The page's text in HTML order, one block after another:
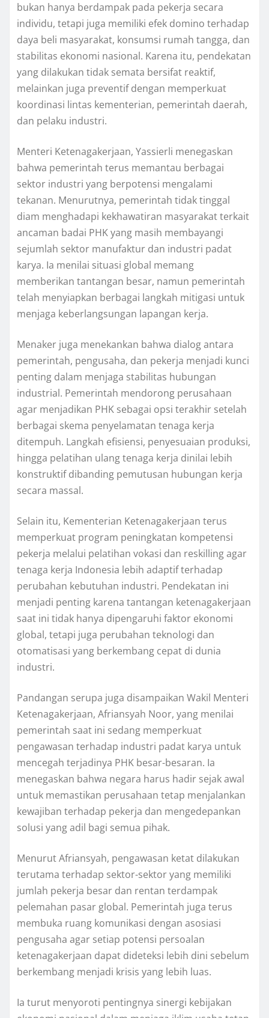
bukan hanya berdampak pada pekerja secara
individu, tetapi juga memiliki efek domino terhadap
daya beli masyarakat, konsumsi rumah tangga, dan
stabilitas ekonomi nasional. Karena itu, pendekatan
yang dilakukan tidak semata bersifat reaktif,
melainkan juga preventif dengan memperkuat
koordinasi lintas kementerian, pemerintah daerah,
dan pelaku industri.
Menteri Ketenagakerjaan, Yassierli menegaskan
bahwa pemerintah terus memantau berbagai
sektor industri yang berpotensi mengalami
tekanan. Menurutnya, pemerintah tidak tinggal
diam menghadapi kekhawatiran masyarakat terkait
ancaman badai PHK yang masih membayangi
sejumlah sektor manufaktur dan industri padat
karya. Ia menilai situasi global memang
memberikan tantangan besar, namun pemerintah
telah menyiapkan berbagai langkah mitigasi untuk
menjaga keberlangsungan lapangan kerja.
Menaker juga menekankan bahwa dialog antara
pemerintah, pengusaha, dan pekerja menjadi kunci
penting dalam menjaga stabilitas hubungan
industrial. Pemerintah mendorong perusahaan
agar menjadikan PHK sebagai opsi terakhir setelah
berbagai skema penyelamatan tenaga kerja
ditempuh. Langkah efisiensi, penyesuaian produksi,
hingga pelatihan ulang tenaga kerja dinilai lebih
konstruktif dibanding pemutusan hubungan kerja
secara massal.
Selain itu, Kementerian Ketenagakerjaan terus
memperkuat program peningkatan kompetensi
pekerja melalui pelatihan vokasi dan reskilling agar
tenaga kerja Indonesia lebih adaptif terhadap
perubahan kebutuhan industri. Pendekatan ini
menjadi penting karena tantangan ketenagakerjaan
saat ini tidak hanya dipengaruhi faktor ekonomi
global, tetapi juga perubahan teknologi dan
otomatisasi yang berkembang cepat di dunia
industri.
Pandangan serupa juga disampaikan Wakil Menteri
Ketenagakerjaan, Afriansyah Noor, yang menilai
pemerintah saat ini sedang memperkuat
pengawasan terhadap industri padat karya untuk
mencegah terjadinya PHK besar-besaran. Ia
menegaskan bahwa negara harus hadir sejak awal
untuk memastikan perusahaan tetap menjalankan
kewajiban terhadap pekerja dan mengedepankan
solusi yang adil bagi semua pihak.
Menurut Afriansyah, pengawasan ketat dilakukan
terutama terhadap sektor-sektor yang memiliki
jumlah pekerja besar dan rentan terdampak
pelemahan pasar global. Pemerintah juga terus
membuka ruang komunikasi dengan asosiasi
pengusaha agar setiap potensi persoalan
ketenagakerjaan dapat dideteksi lebih dini sebelum
berkembang menjadi krisis yang lebih luas.
Ia turut menyoroti pentingnya sinergi kebijakan